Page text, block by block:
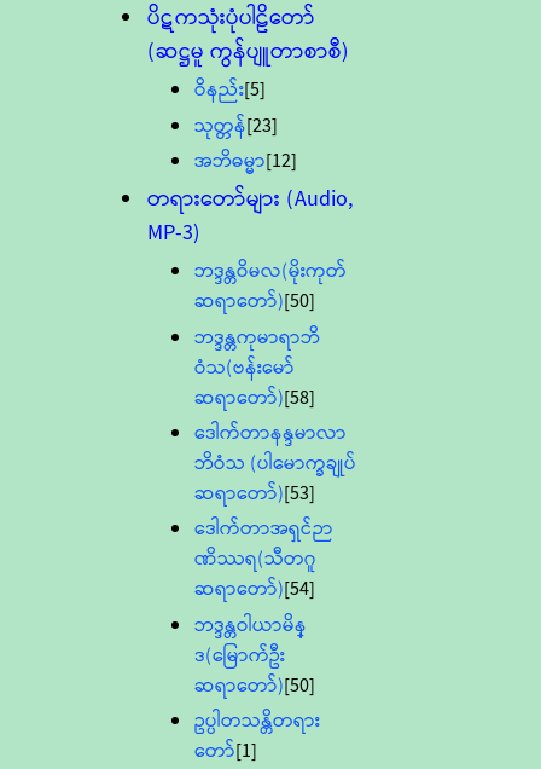
ပိဋကသုံးပုံပါဠိတော်
(ဆဋ္ဌမူ ကွန်ပျူတာစာစီ)
ဝိနည်း[5]
သုတ္တန်[23]
အဘိဓမ္မာ[12]
တရားတော်များ (Audio,
MP-3)
ဘဒ္ဒန္တဝိမလ(မိုးကုတ်
ဆရာတော်)[50]
ဘဒ္ဒန္တကုမာရာဘိ
ဝံသ(ဗန်းမော်
ဆရာတော်)[58]
ဒေါက်တာနန္ဒမာလာ
ဘိဝံသ (ပါမောက္ခချုပ်
ဆရာတော်)[53]
ဒေါက်တာအရှင်ဉာ
ဏိဿရ(သီတဂူ
ဆရာတော်)[54]
ဘဒ္ဒန္တဝါယာမိန္
ဒ(မြောက်ဦး
ဆရာတော်)[50]
ဥပ္ပါတသန္တိတရား
တော်[1]